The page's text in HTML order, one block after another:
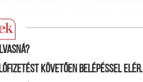
követően belépéssel elér.